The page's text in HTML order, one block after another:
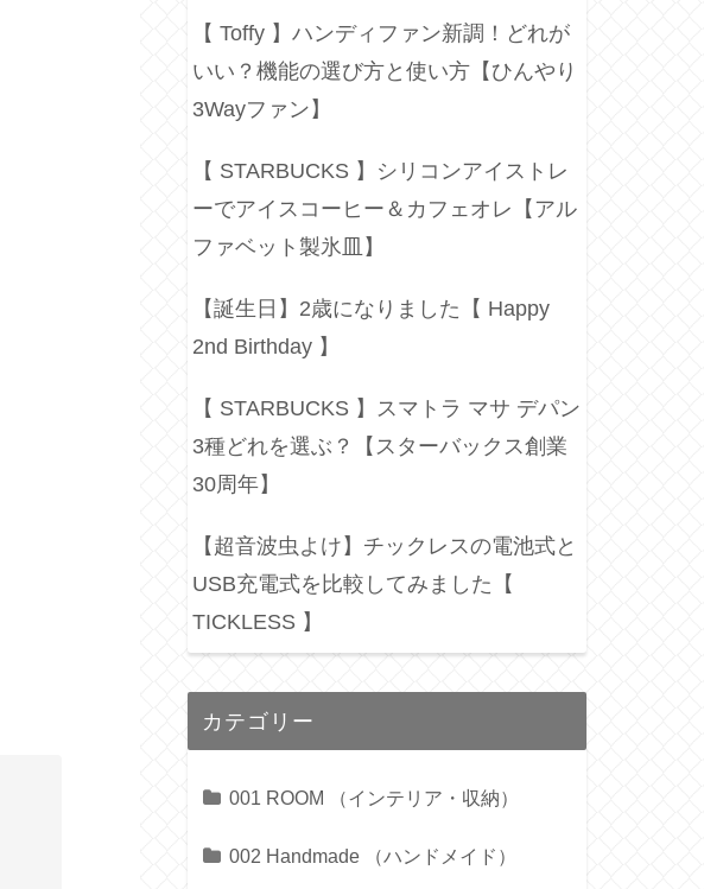
【 Toffy 】ハンディファン新調！どれが
いい？機能の選び方と使い方【ひんやり
3Wayファン】
【 STARBUCKS 】シリコンアイストレ
ーでアイスコーヒー＆カフェオレ【アル
ファベット製氷皿】
【誕生日】2歳になりました【 Happy
2nd Birthday 】
【 STARBUCKS 】スマトラ マサ デパン
3種どれを選ぶ？【スターバックス創業
30周年】
【超音波虫よけ】チックレスの電池式と
USB充電式を比較してみました【
TICKLESS 】
カテゴリー
001 ROOM （インテリア・収納）
002 Handmade （ハンドメイド）